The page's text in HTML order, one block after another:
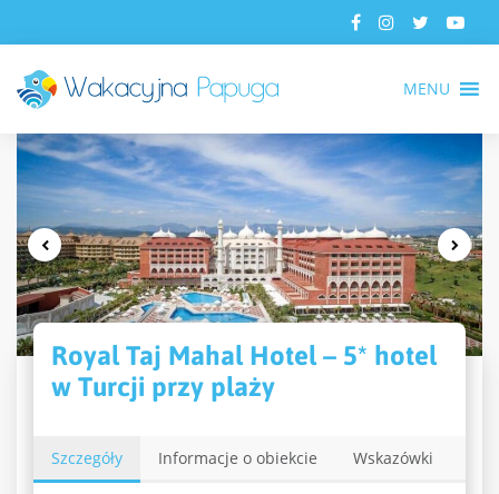
MENU
Royal Taj Mahal Hotel – 5* hotel
w Turcji przy plaży
Szczegóły Informacje o obiekcie Wskazówki